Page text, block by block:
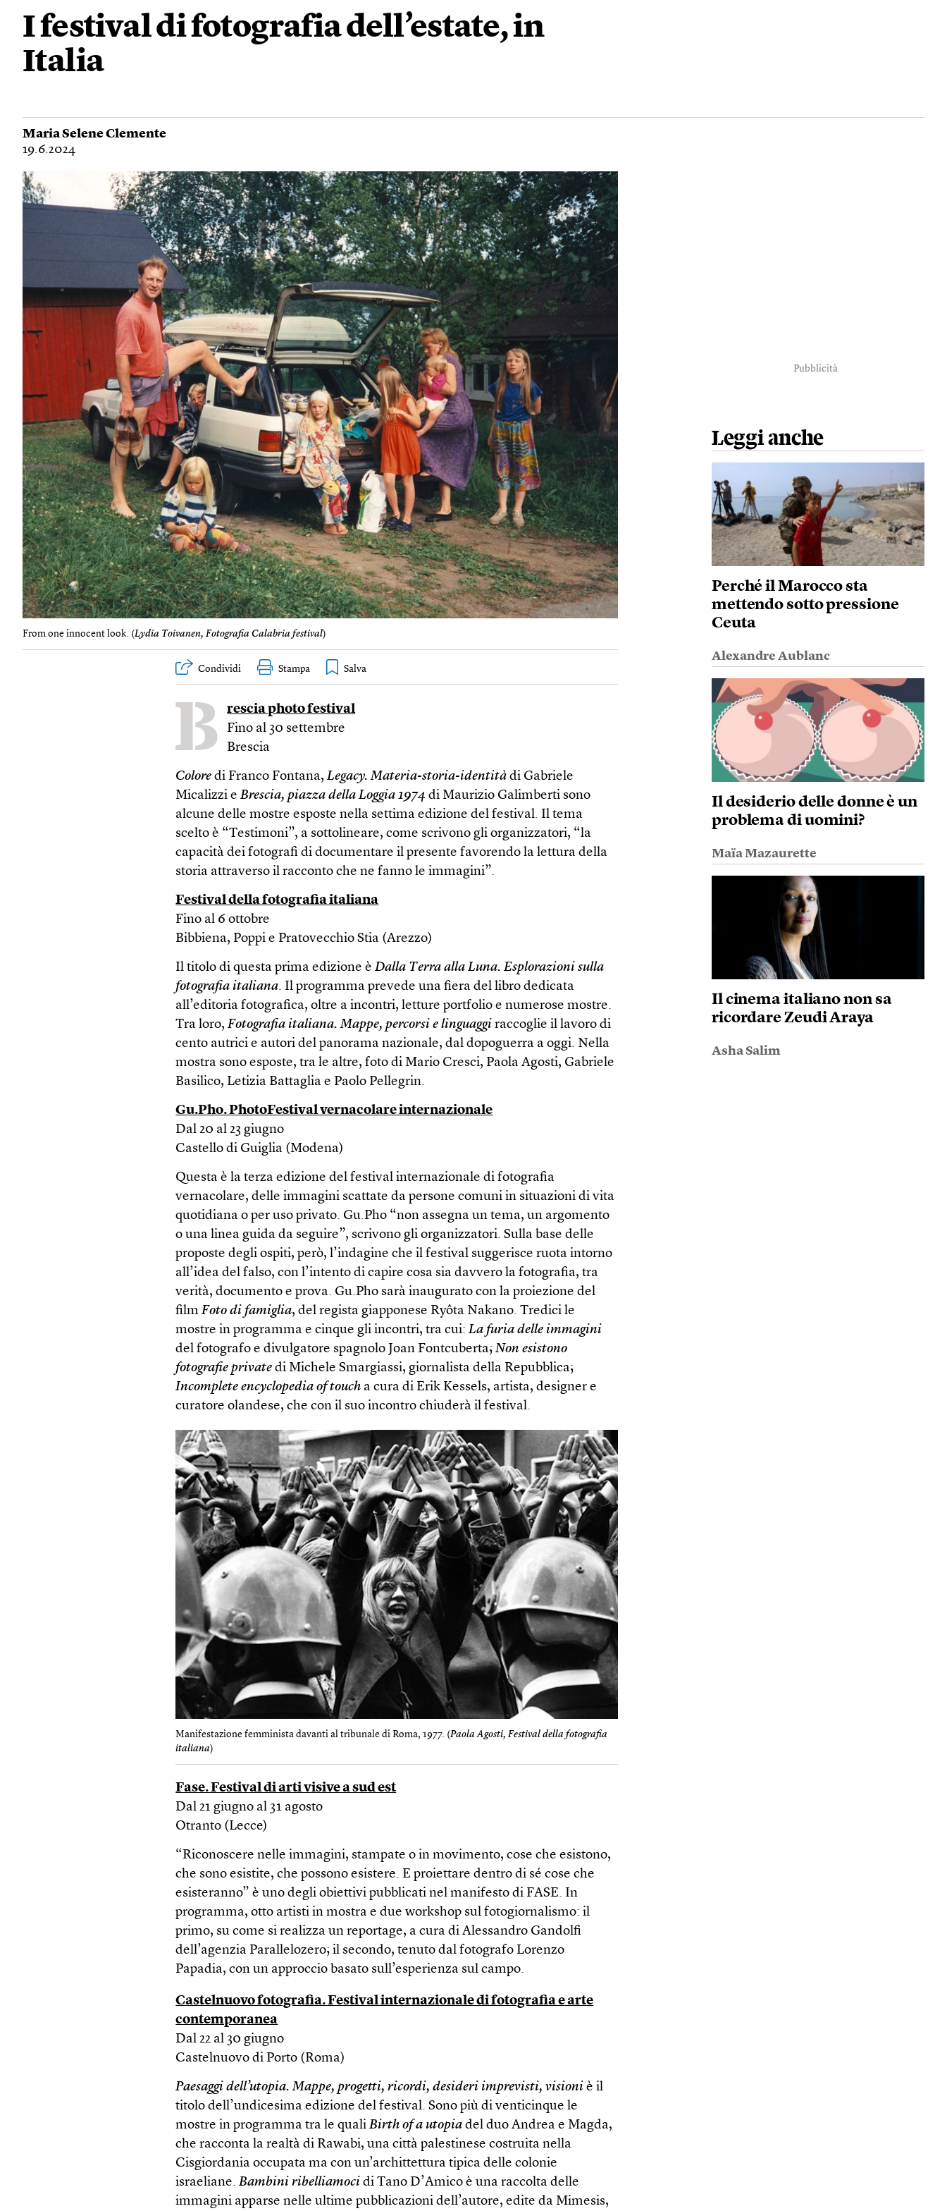
I festival di fotografia dell’estate, in
Italia
Maria Selene Clemente
19.6.2024
From one innocent look. (Lydia Toivanen, Fotografia Calabria festival)
Condividi Stampa
B
rescia photo festival
Fino al 30 settembre
Brescia
Colore di Franco Fontana,Legacy. Materia-storia-identità di Gabriele
Micalizzi eBrescia, piazza della Loggia 1974 di Maurizio Galimberti sono
alcune delle mostre esposte nella settima edizione del festival. Il tema
scelto è “Testimoni”, a sottolineare, come scrivono gli organizzatori, “la
capacità dei fotografi di documentare il presente favorendo la lettura della
storia attraverso il racconto che ne fanno le immagini”.
Festival della fotografia italiana
Fino al 6 ottobre
Bibbiena, Poppi e Pratovecchio Stia (Arezzo)
Il titolo di questa prima edizione èDalla Terra alla Luna. Esplorazioni sulla
fotografia italiana. Il programma prevede una fiera del libro dedicata
all’editoria fotografica, oltre a incontri, letture portfolio e numerose mostre.
Tra loro,Fotografia italiana. Mappe, percorsi e linguaggi raccoglie il lavoro di
cento autrici e autori del panorama nazionale, dal dopoguerra a oggi. Nella
mostra sono esposte, tra le altre, foto di Mario Cresci, Paola Agosti, Gabriele
Basilico, Letizia Battaglia e Paolo Pellegrin.
Gu.Pho. PhotoFestival vernacolare internazionale
Dal 20 al 23 giugno
Castello di Guiglia (Modena)
Questa è la terza edizione del festival internazionale di fotografia
vernacolare, delle immagini scattate da persone comuni in situazioni di vita
quotidiana o per uso privato. Gu.Pho “non assegna un tema, un argomento
o una linea guida da seguire”, scrivono gli organizzatori. Sulla base delle
proposte degli ospiti, però, l’indagine che il festival suggerisce ruota intorno
all’idea del falso, con l’intento di capire cosa sia davvero la fotografia, tra
verità, documento e prova. Gu.Pho sarà inaugurato con la proiezione del
filmFoto di famiglia, del regista giapponese Ryôta Nakano. Tredici le
mostre in programma e cinque gli incontri, tra cui:La furia delle immagini
del fotografo e divulgatore spagnolo Joan Fontcuberta;Non esistono
fotografie private di Michele Smargiassi, giornalista della Repubblica;
Incomplete encyclopedia of touch a cura di Erik Kessels, artista, designer e
curatore olandese, che con il suo incontro chiuderà il festival.
Manifestazione femminista davanti al tribunale di Roma, 1977. (Paola Agosti, Festival della fotografia
italiana)
Fase. Festival di arti visive a sud est
Dal 21 giugno al 31 agosto
Otranto (Lecce)
“Riconoscere nelle immagini, stampate o in movimento, cose che esistono,
che sono esistite, che possono esistere. E proiettare dentro di sé cose che
esisteranno” è uno degli obiettivi pubblicati nel manifesto di FASE. In
programma, otto artisti in mostra e due workshop sul fotogiornalismo: il
primo, su come si realizza un reportage, a cura di Alessandro Gandolfi
dell’agenzia Parallelozero; il secondo, tenuto dal fotografo Lorenzo
Papadia, con un approccio basato sull’esperienza sul campo.
Castelnuovo fotografia. Festival internazionale di fotografia e arte
contemporanea
Dal 22 al 30 giugno
Castelnuovo di Porto (Roma)
Paesaggi dell’utopia. Mappe, progetti, ricordi, desideri imprevisti, visioni è il
titolo dell’undicesima edizione del festival. Sono più di venticinque le
mostre in programma tra le qualiBirth of a utopia del duo Andrea e Magda,
che racconta la realtà di Rawabi, una città palestinese costruita nella
Cisgiordania occupata ma con un’archittettura tipica delle colonie
israeliane.Bambini ribelliamoci di Tano D’Amico è una raccolta delle
immagini apparse nelle ultime pubblicazioni dell’autore, edite da Mimesis,
Pubblicità
Leggi anche
Perché il Marocco sta
mettendo sotto pressione
Ceuta
Alexandre Aublanc
Il desiderio delle donne è un
problema di uomini?
Maïa Mazaurette
Il cinema italiano non sa
ricordare Zeudi Araya
Asha Salim